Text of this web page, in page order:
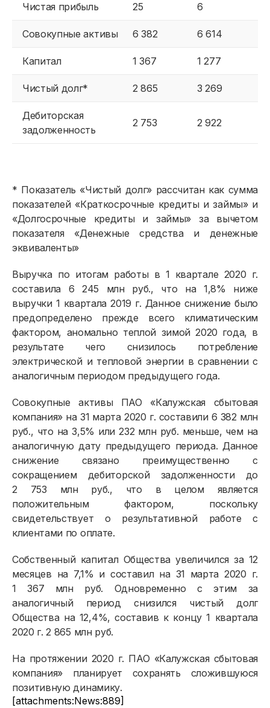
Чистая прибыль 25 6
Совокупные активы 6 382 6 614
Капитал 1 367 1 277
Чистый долг* 2 865 3 269
Дебиторская
задолженность
2 753 2 922
* Показатель «Чистый долг» рассчитан как сумма
показателей «Краткосрочные кредиты и займы» и
«Долгосрочные кредиты и займы» за вычетом
показателя «Денежные средства и денежные
эквиваленты»
Выручка по итогам работы в 1 квартале 2020 г.
составила 6 245 млн руб., что на 1,8% ниже
выручки 1 квартала 2019 г. Данное снижение было
предопределено прежде всего климатическим
фактором, аномально теплой зимой 2020 года, в
результате чего снизилось потребление
электрической и тепловой энергии в сравнении с
аналогичным периодом предыдущего года.
Совокупные активы ПАО «Калужская сбытовая
компания» на 31 марта 2020 г. составили 6 382 млн
руб., что на 3,5% или 232 млн руб. меньше, чем на
аналогичную дату предыдущего периода. Данное
снижение связано преимущественно с
сокращением дебиторской задолженности до
2 753 млн руб., что в целом является
положительным фактором, поскольку
свидетельствует о результативной работе с
клиентами по оплате.
Собственный капитал Общества увеличился за 12
месяцев на 7,1% и составил на 31 марта 2020 г.
1 367 млн руб. Одновременно с этим за
аналогичный период снизился чистый долг
Общества на 12,4%, составив к концу 1 квартала
2020 г. 2 865 млн руб.
На протяжении 2020 г. ПАО «Калужская сбытовая
компания» планирует сохранять сложившуюся
позитивную динамику.
[attachments:News:889]
Физическим лицам
Договор энергоснабжения
Расчёты и оплата
Приборы учёта и показания
Онлайн-сервисы
Полезное